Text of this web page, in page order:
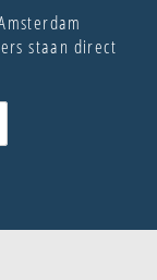
staan direct